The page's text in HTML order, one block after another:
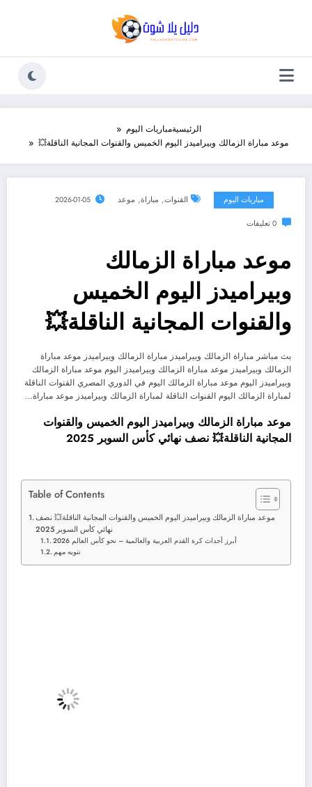
الرئيسيةمباريات اليوم
موعد مباراة الزمالك وبيراميدز اليوم الخميس والقنوات المجانية الناقلة💥
مباريات اليوم القنوات, مباراة, موعد 2026-01-05
0 تعليقات
موعد مباراة الزمالك
وبيراميدز اليوم الخميس
والقنوات المجانية الناقلة💥
بث مباشر مباراة الزمالك وبيراميدز مباراة الزمالك وبيراميدز موعد مباراة
الزمالك وبيراميدز موعد مباراة الزمالك وبيراميدز اليوم موعد مباراة الزمالك
وبيراميدز اليوم موعد مباراة الزمالك اليوم في الدوري المصري القنوات الناقلة
لمباراة الزمالك اليوم القنوات الناقلة لمباراة الزمالك وبيراميدز موعد مباراة…
موعد مباراة الزمالك وبيراميدز اليوم الخميس والقنوات
المجانية الناقلة💥 نصف نهائي كأس السوبر 2025
Table of Contents
موعد مباراة الزمالك وبيراميدز اليوم الخميس والقنوات المجانية الناقلة💥 نصف
نهائي كأس السوبر 2025
أبرز أحداث كرة القدم العربية والعالمية – نحو كأس العالم 2026
تنويه مهم